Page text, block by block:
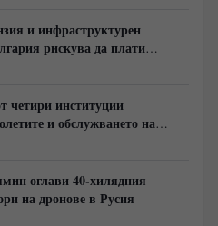
и инфраструктурен
рискува да плати
на Европа с
институции
и обслужването на
у нас
оглави 40-хилядния
на дронове в Русия